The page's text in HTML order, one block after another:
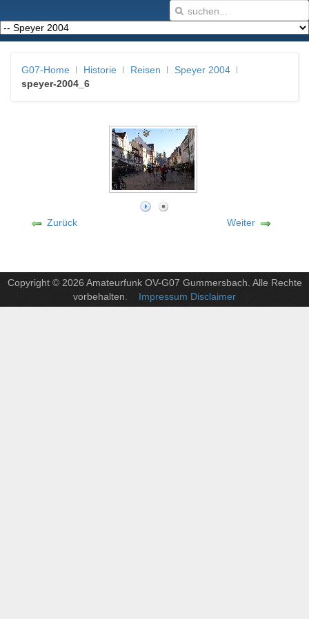
G07-Home Historie Reisen
Speyer 2004
speyer-2004_6
Zurück Weiter
Copyright © 2026 Amateurfunk OV-G07 Gummersbach. Alle Rechte
vorbehalten . Impressum Disclaimer